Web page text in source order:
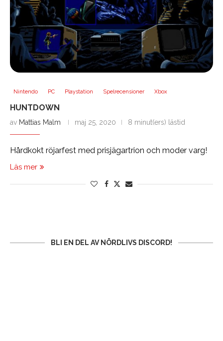
Nintendo PC Playstation Spelrecensioner Xbox
HUNTDOWN
av Mattias Malm maj 25, 2020 8 minut(ers) lästid
Hårdkokt röjarfest med prisjägartrion och moder varg!
Läs mer
BLI EN DEL AV NÖRDLIVS DISCORD!